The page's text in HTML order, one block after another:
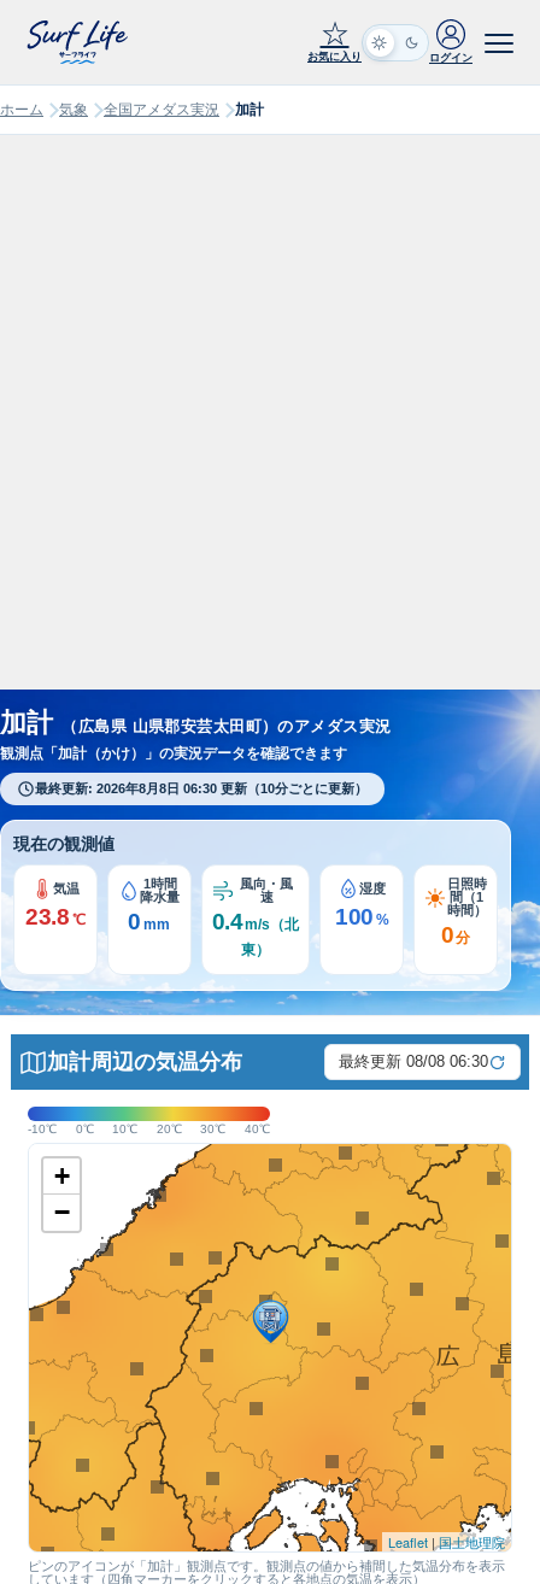
☆
お気に入り ログイン
ホーム 気象 全国アメダス実況 加計
スポンサーリンク
加計 （広島県 山県郡安芸太田町）のアメダス実況
観測点「加計（かけ）」の実況データを確認できます
最終更新: 2026年8月8日 06:30 更新（10分ごとに更新）
現在の観測値
気温
23.8 ℃
1時間
降水量
0 mm
風向・風
速
0.4m/s（北
東）
湿度
100 %
日照時
間（1
時間）
0 分
加計周辺の気温分布 最終更新 08/08 06:30
-10℃ 0℃ 10℃ 20℃ 30℃ 40℃
+
−
Leaflet |国土地理院
ピンのアイコンが「加計」観測点です。観測点の値から補間した気温分布を表示
しています（四角マーカーをクリックすると各地点の気温を表示）